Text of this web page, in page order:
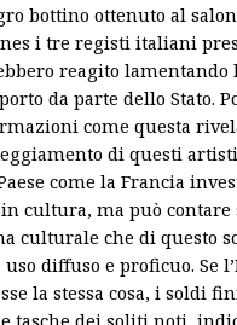
bottino ottenuto al
i tre registi italiani
reagito lamentando
da parte dello Stato.
come questa
di questi
come la Francia
cultura, ma può contare
culturale che di questo
uso diffuso e proficuo. Se
la stessa cosa, i soldi
tasche dei soliti noti,